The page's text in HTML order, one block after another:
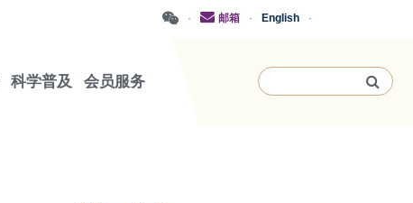
·
English
·
邮箱
·
科学普及 会员服务